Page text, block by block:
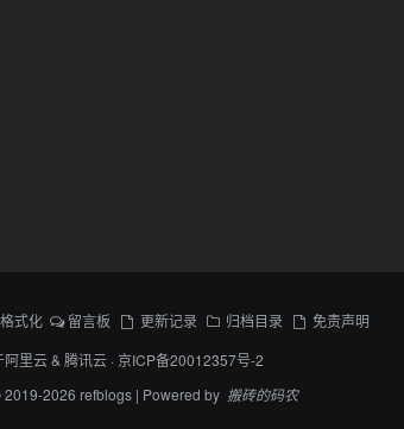
式化 留言板 更新记录 归档目录
免责声明
阿里云& 腾讯云 ·京ICP备20012357号-2
2026 refblogs | Powered by 搬砖的码农